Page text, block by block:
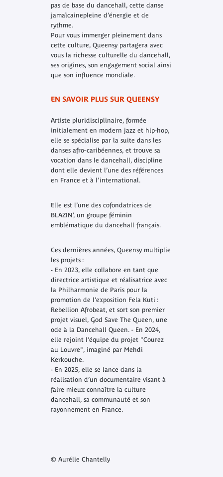
pas de base du dancehall, cette danse
jamaïcainepleine d’énergie et de
rythme.
Pour vous immerger pleinement dans
cette culture, Queensy partagera avec
vous la richesse culturelle du dancehall,
ses origines, son engagement social ainsi
que son influence mondiale.
EN SAVOIR PLUS SUR QUEENSY
Artiste pluridisciplinaire, formée
initialement en modern jazz et hip-hop,
elle se spécialise par la suite dans les
danses afro-caribéennes, et trouve sa
vocation dans le dancehall, discipline
dont elle devient l’une des références
en France et à l’international.
Elle est l’une des cofondatrices de
BLAZIN’, un groupe féminin
emblématique du dancehall français.
Ces dernières années, Queensy multiplie
les projets :
- En 2023, elle collabore en tant que
directrice artistique et réalisatrice avec
la Philharmonie de Paris pour la
promotion de l’exposition Fela Kuti :
Rebellion Afrobeat, et sort son premier
projet visuel, God Save The Queen, une
ode à la Dancehall Queen. - En 2024,
elle rejoint l’équipe du projet "Courez
au Louvre", imaginé par Mehdi
Kerkouche.
- En 2025, elle se lance dans la
réalisation d’un documentaire visant à
faire mieux connaître la culture
dancehall, sa communauté et son
rayonnement en France.
© Aurélie Chantelly